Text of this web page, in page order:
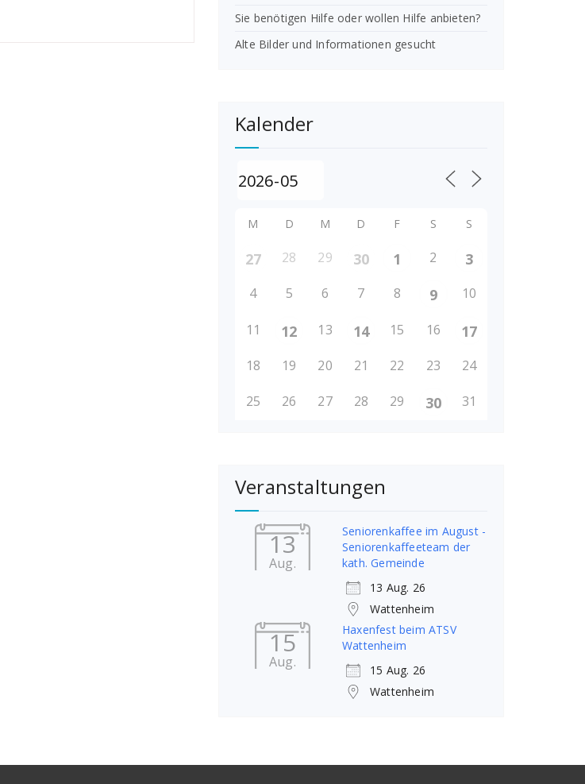
Sie benötigen Hilfe oder wollen Hilfe anbieten?
Alte Bilder und Informationen gesucht
Kalender
M D M D F S S
27 28 29 30 1 2 3
4 5 6 7 8 9 10
11 12 13 14 15 16 17
18 19 20 21 22 23 24
25 26 27 28 29 30 31
Veranstaltungen
13
Aug.
Seniorenkaffee im August -
Seniorenkaffeeteam der
kath. Gemeinde
13 Aug. 26
Wattenheim
15
Aug.
Haxenfest beim ATSV
Wattenheim
15 Aug. 26
Wattenheim